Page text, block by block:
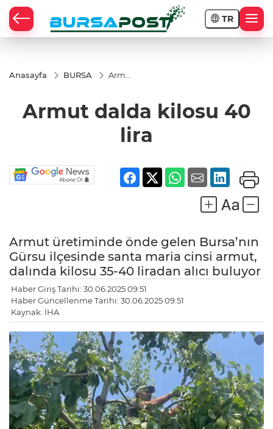
TR
Anasayfa BURSA
Armut
40 lira
Armut dalda kilosu 40
lira
Armut üretiminde önde gelen Bursa’nın
Gürsu ilçesinde santa maria cinsi armut,
dalında kilosu 35-40 liradan alıcı buluyor
Haber Giriş Tarihi: 30.06.2025 09:51
Haber Güncellenme Tarihi: 30.06.2025 09:51
Kaynak: İHA